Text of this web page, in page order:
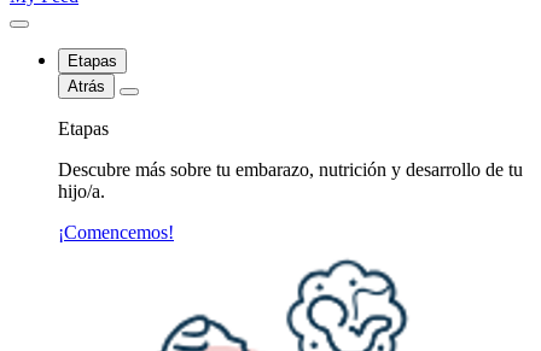
Etapas
Atrás
Etapas
Descubre más sobre tu embarazo, nutrición y desarrollo de tu
hijo/a.
¡Comencemos!